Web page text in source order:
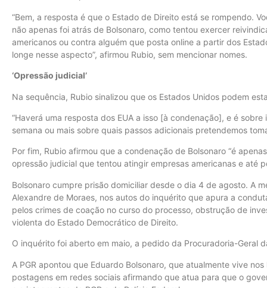
“Bem, a resposta é que o Estado de Direito está se rompendo.
não apenas foi atrás de Bolsonaro, como tentou exercer
americanos ou contra alguém que posta online a partir dos
longe nesse aspecto”, afirmou Rubio, sem mencionar nomes.
‘Opressão judicial’
Na sequência, Rubio sinalizou que os Estados Unidos podem
“Haverá uma resposta dos EUA a isso [à condenação], e é
semana ou mais sobre quais passos adicionais pretendemos
Por fim, Rubio afirmou que a condenação de Bolsonaro “é
opressão judicial que tentou atingir empresas americanas e até
Bolsonaro cumpre prisão domiciliar desde o dia 4 de agosto. A
Alexandre de Moraes, nos autos do inquérito que apura a
pelos crimes de coação no curso do processo, obstrução de
violenta do Estado Democrático de Direito.
O inquérito foi aberto em maio, a pedido da Procuradoria-Geral
A PGR apontou que Eduardo Bolsonaro, que atualmente vive
postagens em redes sociais afirmando que atua para que o